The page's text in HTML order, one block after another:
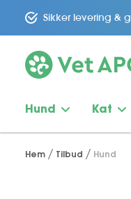
Sikker levering &
Hund Kat
Hem Tilbud Hund